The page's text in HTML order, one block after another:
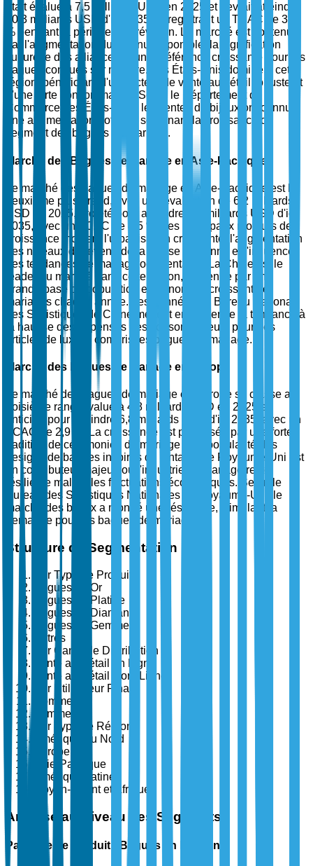
était évalué à 7,5 milliards USD en 2025 et devrait atteindre
10,3 milliards USD d'ici 2035, enregistrant un TCAC de 3,2
% pendant la période de prévision. Le marché est soutenu
par l'augmentation du revenu disponible, la signification
culturelle des alliances et une préférence croissante pour les
bagues conçues sur mesure. Les États-Unis dominent cette
région, bénéficiant d'un secteur de vente au détail robuste et
d'une forte consommation. Selon le Département du
Commerce des États-Unis, les ventes de bijoux ont connu
une augmentation notable, soutenant la croissance du
segment des bagues de mariage.
Marché des Bagues de Mariage en Asie-Pacifique
Le marché des bagues de mariage en Asie-Pacifique est le
deuxième plus grand, avec une évaluation de 6,2 milliards
USD en 2025, projeté pour atteindre 9,7 milliards USD d'ici
2035, avec un TCAC de 4,5 %. Les principaux moteurs de
croissance incluent l'urbanisation croissante, l'augmentation
des niveaux de revenu de la classe moyenne et l'influence
des tendances de mariage occidentales. La Chine est le
leader du marché dans cette région, soutenue par une
grande base de population et un nombre croissant de
mariages chaque année. Les données du Bureau National
des Statistiques de Chine mettent en évidence la tendance à
la hausse des dépenses des consommateurs pour des
articles de luxe, y compris les bagues de mariage.
Marché des Bagues de Mariage en Europe
Le marché des bagues de mariage en Europe se classe au
troisième rang, évalué à 4,8 milliards USD en 2025 et
anticipé pour atteindre 6,8 milliards USD d'ici 2035, avec un
TCAC de 2,9 %. La croissance est propulsée par une forte
tradition de cérémonies de mariage et la popularité des
designs de bagues inspirés du vintage. Le Royaume-Uni est
un contributeur majeur, où l'industrie du mariage reste
résiliente malgré les fluctuations économiques. Selon le
Bureau des Statistiques Nationales du Royaume-Uni, le
marché des bijoux a montré une résilience, stimulant la
demande pour les bagues de mariage.
Structure de Segmentation
Par Type de Produit
Bagues en Or
Bagues en Platine
Bagues en Diamant
Bagues en Gemmes
Autres
Par Canal de Distribution
Vente au Détail en Ligne
Vente au Détail Hors Ligne
Par Utilisateur Final
Hommes
Femmes
Par Type de Région
Amérique du Nord
Europe
Asie-Pacifique
Amérique Latine
Moyen-Orient et Afrique
Analyse au Niveau des Segments
Par Type de Produit : Bagues en Diamant